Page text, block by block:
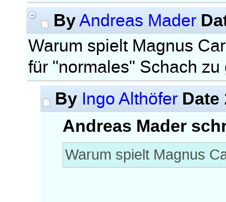
ByAndreas Mader
Warum spielt Magnus
für "normales" Schach zu
By Ingo Althöfer Date
Andreas Mader
Warum spielt Magnus